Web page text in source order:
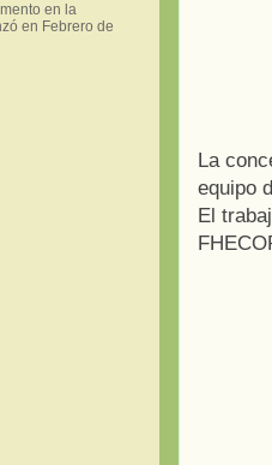
La
equipo
El
en la
en Febrero de